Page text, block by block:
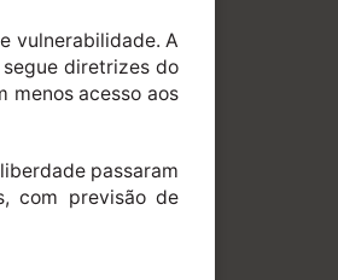
vulnerabilidade. A
diretrizes do
menos acesso aos
passaram
com previsão de